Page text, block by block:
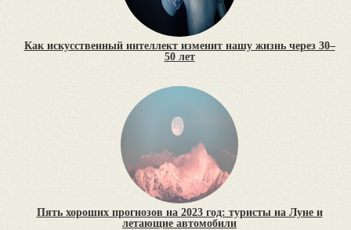
Как искусственный интеллект изменит нашу жизнь через 30–
50 лет
Пять хороших прогнозов на 2023 год: туристы на Луне и
летающие автомобили